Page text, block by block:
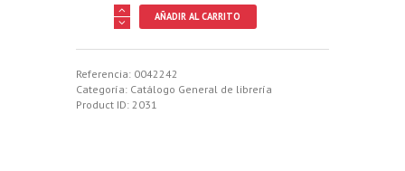
ARTE
VENANDI
CUM
AÑADIR AL CARRITO
Referencia: 0042242
Categoría: Catálogo General de librería
Product ID: 2031